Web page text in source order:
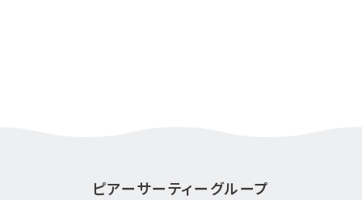
ピアーサーティーグループ